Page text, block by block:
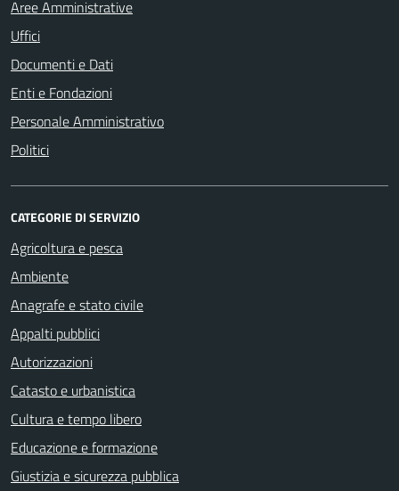
Aree Amministrative
Uffici
Documenti e Dati
Enti e Fondazioni
Personale Amministrativo
Politici
CATEGORIE DI SERVIZIO
Agricoltura e pesca
Ambiente
Anagrafe e stato civile
Appalti pubblici
Autorizzazioni
Catasto e urbanistica
Cultura e tempo libero
Educazione e formazione
Giustizia e sicurezza pubblica